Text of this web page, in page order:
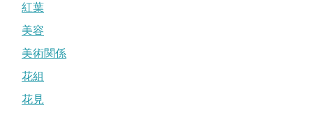
紅葉
美容
美術関係
花組
花見